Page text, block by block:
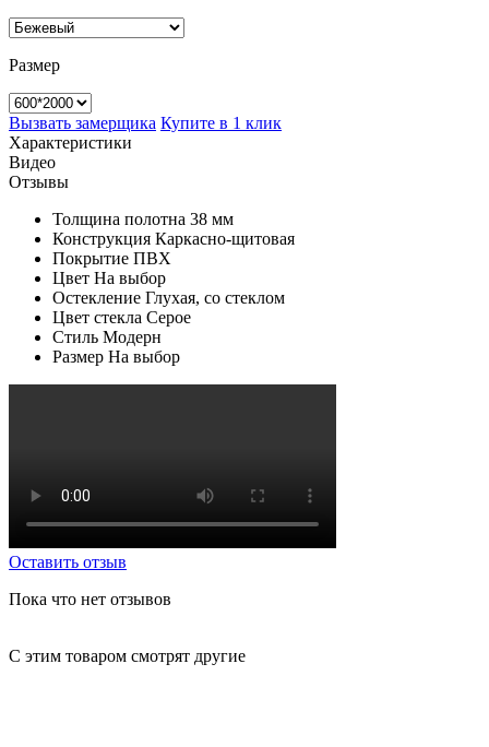
Размер
Вызвать замерщика Купите в 1 клик
Характеристики
Видео
Отзывы
Толщина полотна 38 мм
Конструкция Каркасно-щитовая
Покрытие ПВХ
Цвет На выбор
Остекление Глухая, со стеклом
Цвет стекла Серое
Стиль Модерн
Размер На выбор
Оставить отзыв
Пока что нет отзывов
С этим товаром смотрят другие